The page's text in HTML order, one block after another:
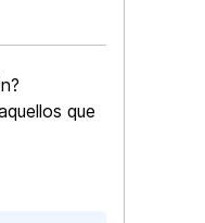
que